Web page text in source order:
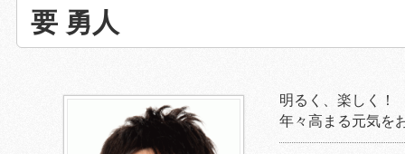
要 勇人
明るく、楽しく！
年々高まる元気を